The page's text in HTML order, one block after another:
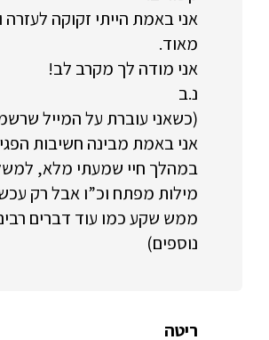
אני באמת הייתי זקוקה לעזרה
מאוד.
אני מודה לך מקרב לב!
נ.ב
(כשאני עוברת על המייל
אני באמת מבינה חשיבות
במהלך חיי שמעתי מלא,
מילות מפתח וכ”ו אבל רק
ממש שקע כמו עוד דברים
נוספים)
ריטה